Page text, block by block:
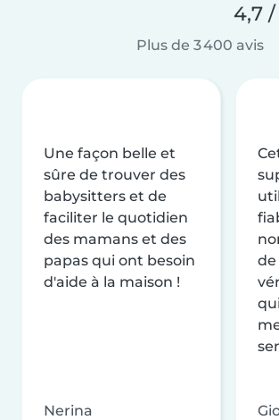
4,7 /
Plus de 3 400 avis
Une façon belle et
sûre de trouver des
babysitters et de
faciliter le quotidien
des mamans et des
papas qui ont besoin
d'aide à la maison !
Nerina
de